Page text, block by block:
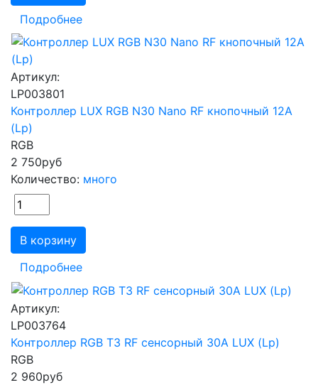
Подробнее
Артикул:
LP003801
Контроллер LUX RGB N30 Nano RF кнопочный 12А
(Lp)
RGB
2 750руб
Количество: много
В корзину
Подробнее
Артикул:
LP003764
Контроллер RGB T3 RF сенсорный 30А LUX (Lp)
RGB
2 960руб